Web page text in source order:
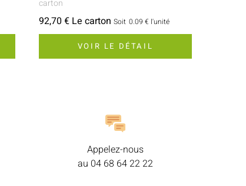
carton
92,70 € Le carton Soit 0.09 € l'unité
VOIR LE DÉTAIL
Appelez-nous
au 04 68 64 22 22